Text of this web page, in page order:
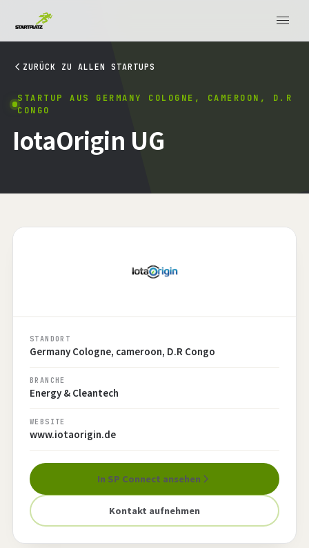
ZURÜCK ZU ALLEN STARTUPS
STARTUP AUS GERMANY COLOGNE, CAMEROON, D.R
CONGO
IotaOrigin UG
STANDORT
Germany Cologne, cameroon, D.R Congo
BRANCHE
Energy & Cleantech
WEBSITE
www.iotaorigin.de
In SP Connect ansehen
Kontakt aufnehmen